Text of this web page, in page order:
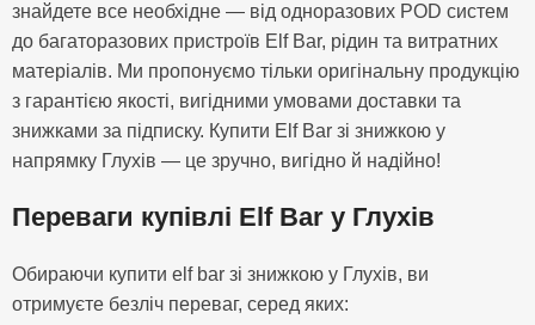
знайдете все необхідне — від одноразових POD систем
до багаторазових пристроїв Elf Bar, рідин та витратних
матеріалів. Ми пропонуємо тільки оригінальну продукцію
з гарантією якості, вигідними умовами доставки та
знижками за підписку. Купити Elf Bar зі знижкою у
напрямку Глухів — це зручно, вигідно й надійно!
Переваги купівлі Elf Bar у Глухів
Обираючи купити elf bar зі знижкою у Глухів, ви
отримуєте безліч переваг, серед яких: